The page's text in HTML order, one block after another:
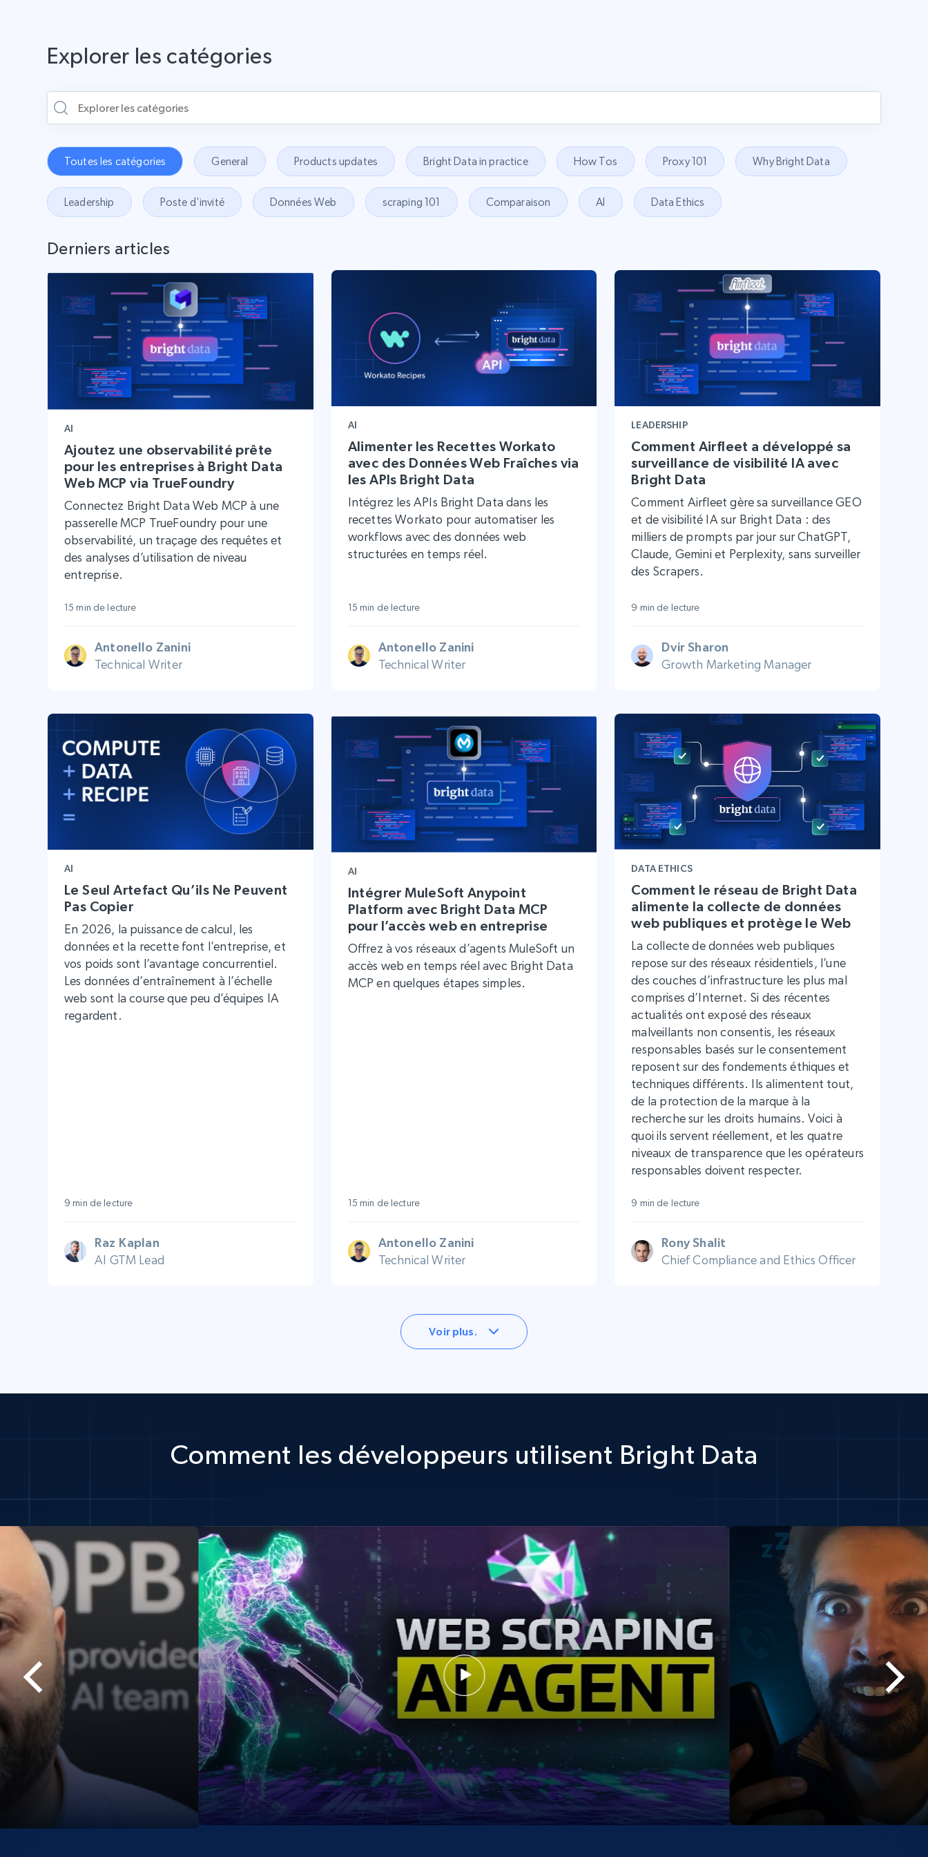
Explorer les catégories
Toutes les catégories General Products updates Bright Data in practice How Tos Proxy 101 Why Bright Data
Leadership Poste d'invité Données Web scraping 101 Comparaison AI Data Ethics
Derniers articles
AI
Ajoutez une observabilité prête
pour les entreprises à Bright Data
Web MCP via TrueFoundry
Connectez Bright Data Web MCP à une
passerelle MCP TrueFoundry pour une
observabilité, un traçage des requêtes et
des analyses d’utilisation de niveau
entreprise.
15 min de lecture
Antonello Zanini
Technical Writer
AI
Alimenter les Recettes Workato
avec des Données Web Fraîches via
les APIs Bright Data
Intégrez les APIs Bright Data dans les
recettes Workato pour automatiser les
workflows avec des données web
structurées en temps réel.
15 min de lecture
Antonello Zanini
Technical Writer
LEADERSHIP
Comment Airfleet a développé sa
surveillance de visibilité IA avec
Bright Data
Comment Airfleet gère sa surveillance GEO
et de visibilité IA sur Bright Data : des
milliers de prompts par jour sur ChatGPT,
Claude, Gemini et Perplexity, sans surveiller
des Scrapers.
9 min de lecture
Dvir Sharon
Growth Marketing Manager
AI
Le Seul Artefact Qu’ils Ne Peuvent
Pas Copier
En 2026, la puissance de calcul, les
données et la recette font l’entreprise, et
vos poids sont l’avantage concurrentiel.
Les données d’entraînement à l’échelle
web sont la course que peu d’équipes IA
regardent.
9 min de lecture
Raz Kaplan
AI GTM Lead
AI
Intégrer MuleSoft Anypoint
Platform avec Bright Data MCP
pour l’accès web en entreprise
Offrez à vos réseaux d’agents MuleSoft un
accès web en temps réel avec Bright Data
MCP en quelques étapes simples.
15 min de lecture
Antonello Zanini
Technical Writer
DATA ETHICS
Comment le réseau de Bright Data
alimente la collecte de données
web publiques et protège le Web
La collecte de données web publiques
repose sur des réseaux résidentiels, l’une
des couches d’infrastructure les plus mal
comprises d’Internet. Si des récentes
actualités ont exposé des réseaux
malveillants non consentis, les réseaux
responsables basés sur le consentement
reposent sur des fondements éthiques et
techniques différents. Ils alimentent tout,
de la protection de la marque à la
recherche sur les droits humains. Voici à
quoi ils servent réellement, et les quatre
niveaux de transparence que les opérateurs
responsables doivent respecter.
9 min de lecture
Rony Shalit
Chief Compliance and Ethics Officer
Voir plus.
Comment les développeurs utilisent Bright Data